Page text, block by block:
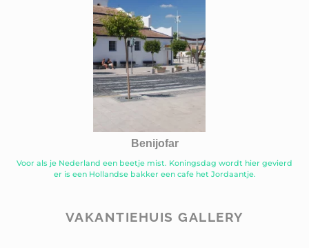
Benijofar
Voor als je Nederland een beetje mist. Koningsdag wordt hier gevierd
er is een Hollandse bakker een cafe het Jordaantje.
VAKANTIEHUIS GALLERY